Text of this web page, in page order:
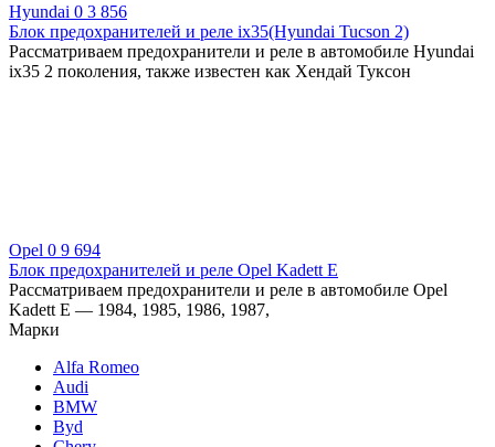
Hyundai 0 3 856
Блок предохранителей и реле ix35(Hyundai Tucson 2)
Рассматриваем предохранители и реле в автомобиле Hyundai
ix35 2 поколения, также известен как Хендай Туксон
Opel 0 9 694
Блок предохранителей и реле Opel Kadett E
Рассматриваем предохранители и реле в автомобиле Opel
Kadett E — 1984, 1985, 1986, 1987,
Марки
Alfa Romeo
Audi
BMW
Byd